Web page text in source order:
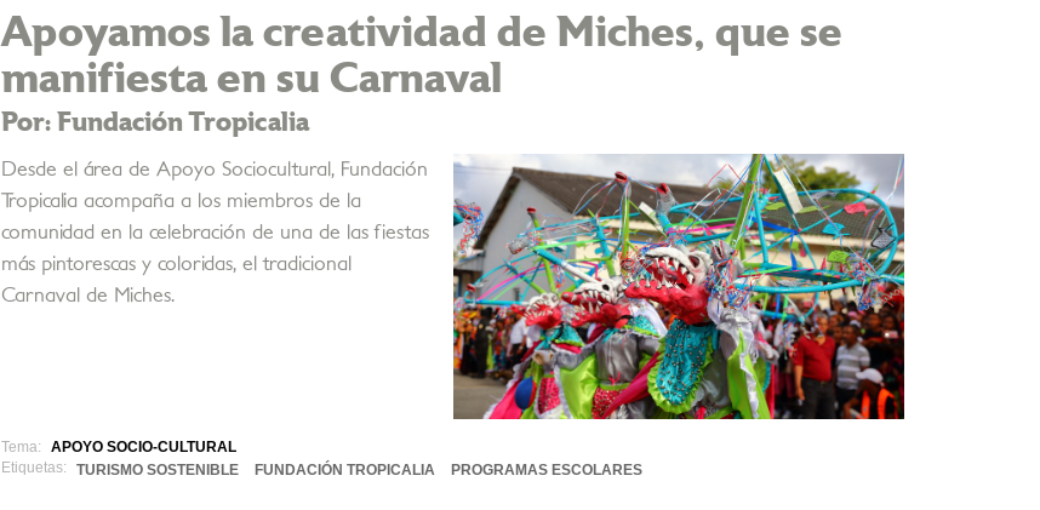
Apoyamos la creatividad de Miches, que se
manifiesta en su Carnaval
Por: Fundación Tropicalia
Desde el área de Apoyo Sociocultural, Fundación
Tropicalia acompaña a los miembros de la
comunidad en la celebración de una de las fiestas
más pintorescas y coloridas, el tradicional
Carnaval de Miches.
Tema:
APOYO SOCIO-CULTURAL
Etiquetas:
TURISMO SOSTENIBLE FUNDACIÓN TROPICALIA PROGRAMAS ESCOLARES